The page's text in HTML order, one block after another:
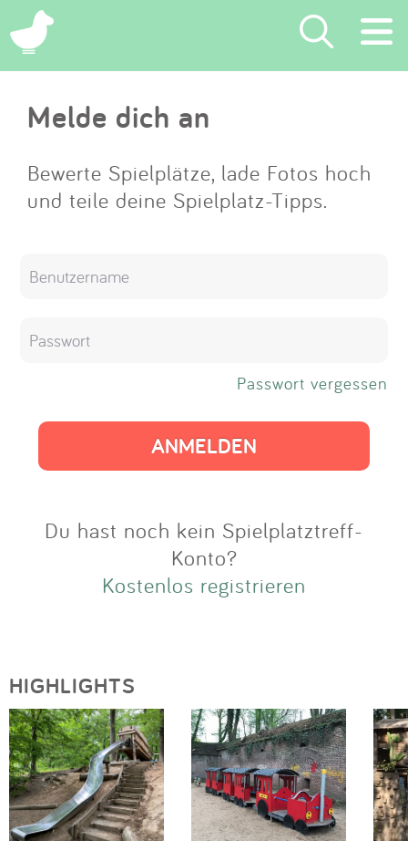
×
Suchen
Eintragen
App
Melde dich an
Bewerte Spielplätze, lade Fotos hoch
und teile deine Spielplatz-Tipps.
Passwort vergessen
Du hast noch kein Spielplatztreff-
Konto?
Kostenlos registrieren
HIGHLIGHTS